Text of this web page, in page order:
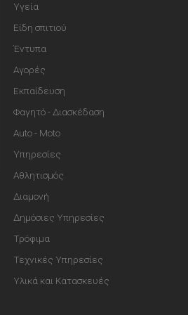
Υγεία
Είδη σπιτιού
Έντυπα
Αγορές
Εκπαίδευση
Φαγητό - Διασκέδαση
Auto - Moto
Υπηρεσίες
Αθλητισμός
Διαμονή
Δημόσιες Υπηρεσίες
Τρόφιμα
Τεχνικές Υπηρεσίες
Υλικά και Κατασκευές